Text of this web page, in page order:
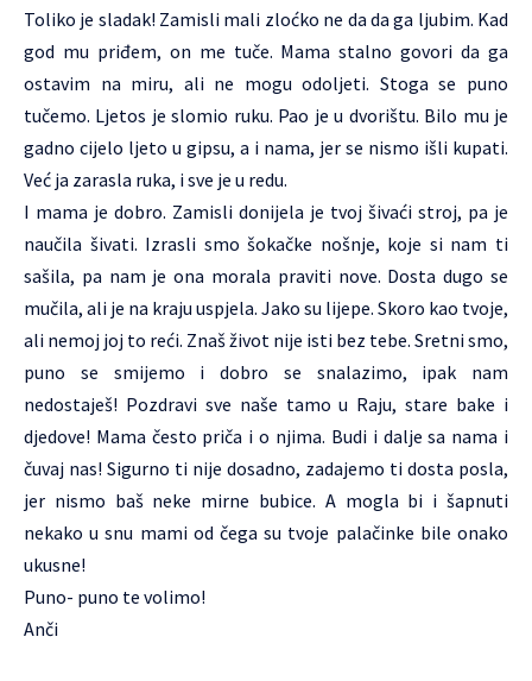
Toliko je sladak! Zamisli mali zloćko ne da da ga ljubim. Kad
god mu priđem, on me tuče. Mama stalno govori da ga
ostavim na miru, ali ne mogu odoljeti. Stoga se puno
tučemo. Ljetos je slomio ruku. Pao je u dvorištu. Bilo mu je
gadno cijelo ljeto u gipsu, a i nama, jer se nismo išli kupati.
Već ja zarasla ruka, i sve je u redu.
I mama je dobro. Zamisli donijela je tvoj šivaći stroj, pa je
naučila šivati. Izrasli smo šokačke nošnje, koje si nam ti
sašila, pa nam je ona morala praviti nove. Dosta dugo se
mučila, ali je na kraju uspjela. Jako su lijepe. Skoro kao tvoje,
ali nemoj joj to reći. Znaš život nije isti bez tebe. Sretni smo,
puno se smijemo i dobro se snalazimo, ipak nam
nedostaješ! Pozdravi sve naše tamo u Raju, stare bake i
djedove! Mama često priča i o njima. Budi i dalje sa nama i
čuvaj nas! Sigurno ti nije dosadno, zadajemo ti dosta posla,
jer nismo baš neke mirne bubice. A mogla bi i šapnuti
nekako u snu mami od čega su tvoje palačinke bile onako
ukusne!
Puno- puno te volimo!
Anči